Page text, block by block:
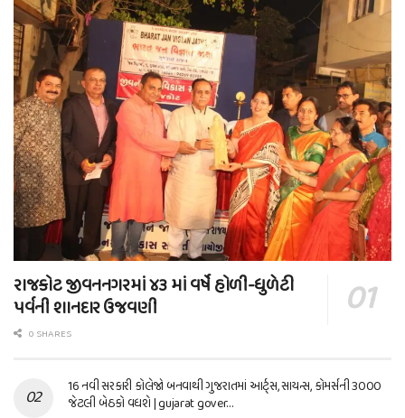
રાજકોટ જીવનનગરમાં ૪૩ માં વર્ષે હોળી-ધુળેટી
પર્વની શાનદાર ઉજવણી
0 SHARES
16 નવી સરકારી કોલેજો બનવાથી ગુજરાતમાં આર્ટ્સ, સાયન્સ, કોમર્સની 3000
જેટલી બેઠકો વધશે | gujarat gover…